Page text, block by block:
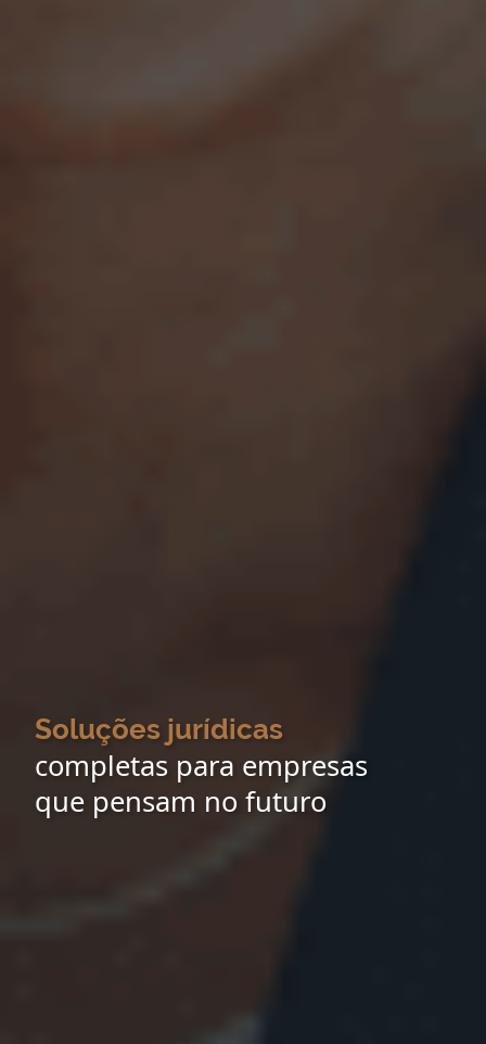
Soluções jurídicas
completas para empresas
que pensam no futuro